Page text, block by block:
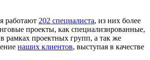
работают 202 специалиста, из них более
проекты, как специализированные,
рамках проектных групп, а так же
наших клиентов, выступая в качестве